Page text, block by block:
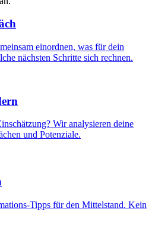
einordnen, was für dein
nächsten Schritte sich rechnen.
Wir analysieren deine
und Potenziale.
Tipps für den Mittelstand. Kein